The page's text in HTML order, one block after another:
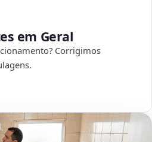
em Geral
Corrigimos